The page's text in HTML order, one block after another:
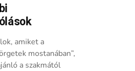
amiket a
mostanában”,
a szakmától